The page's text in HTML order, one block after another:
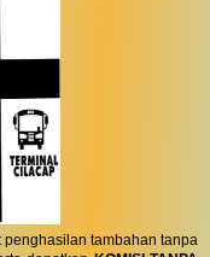
tambahan tanpa